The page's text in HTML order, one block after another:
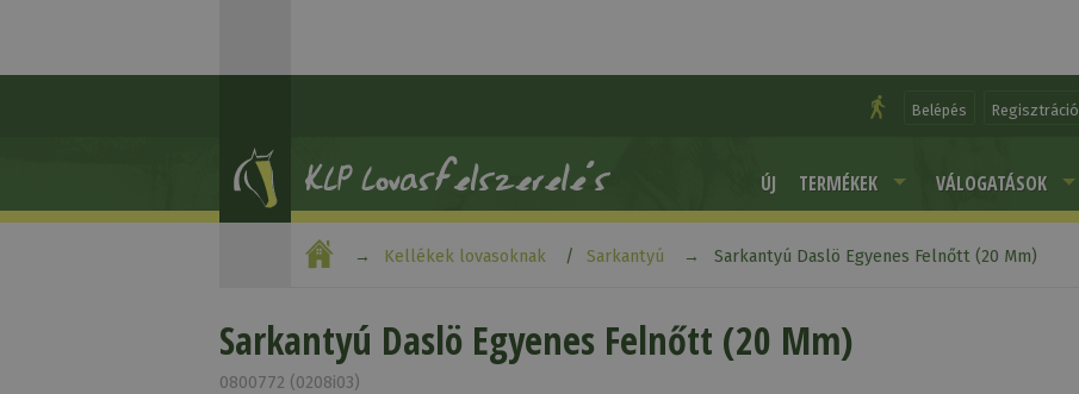
Belépés Regisztráció
ÚJ TERMÉKEK VÁLOGATÁSOK
Kellékek lovasoknak Sarkantyú Sarkantyú Daslö Egyenes Felnőtt (20 Mm)
Sarkantyú Daslö Egyenes Felnőtt (20 Mm)
0800772 (0208i03)